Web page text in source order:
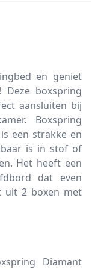
en geniet
boxspring
aansluiten bij
Boxspring
een strakke en
is in stof of
Het heeft een
dat even
uit 2 boxen met
Diamant